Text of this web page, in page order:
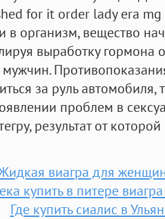
for it order lady era
организм, вещество
выработку гормона
за руль автомобиля,
проблем в
результат от
виагра для
купить в питере
Где купить сиалис в